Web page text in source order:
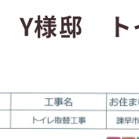
Y様邸 ト